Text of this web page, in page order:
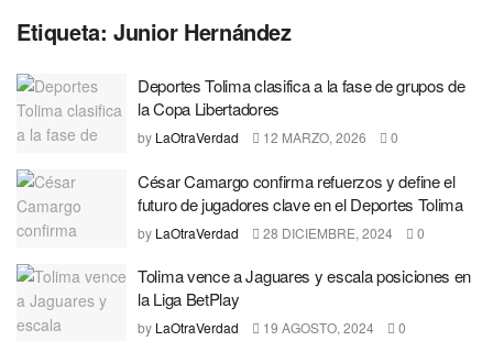
Etiqueta: Junior Hernández
Deportes Tolima clasifica a la fase de grupos de
la Copa Libertadores
by LaOtraVerdad 12 MARZO, 2026 0
César Camargo confirma refuerzos y define el
futuro de jugadores clave en el Deportes Tolima
by LaOtraVerdad 28 DICIEMBRE, 2024 0
Tolima vence a Jaguares y escala posiciones en
la Liga BetPlay
by LaOtraVerdad 19 AGOSTO, 2024 0